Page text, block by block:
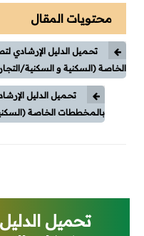
محتويات المقال
تحميل الدليل الإرشادي
الخاصة (السكنية و السكنية/
تحميل الدليل
بالمخططات الخاصة
تحميل